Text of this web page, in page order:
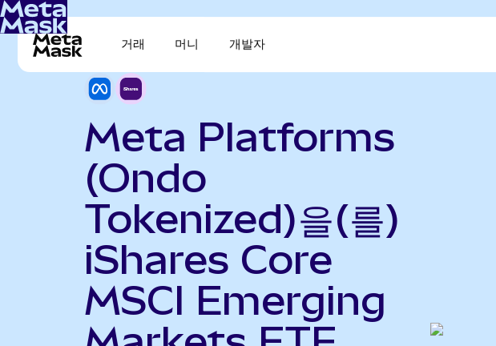
거래 머니 개발자
Meta Platforms
(Ondo
Tokenized)을(를)
iShares Core
MSCI Emerging